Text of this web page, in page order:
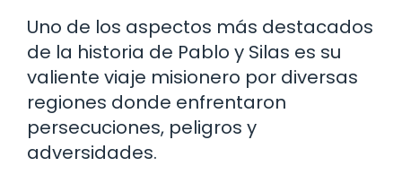
Uno de los aspectos más destacados
de la historia de Pablo y Silas es su
valiente viaje misionero por diversas
regiones donde enfrentaron
persecuciones, peligros y
adversidades.